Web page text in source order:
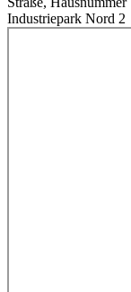
Industriepark Nord 2